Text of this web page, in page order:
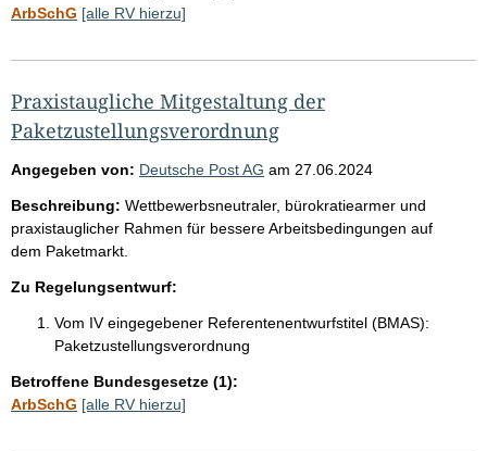
ArbSchG [alle RV hierzu]
Praxistaugliche Mitgestaltung der
Paketzustellungsverordnung
Angegeben von: Deutsche Post AG am 27.06.2024
Beschreibung: Wettbewerbsneutraler, bürokratiearmer und
praxistauglicher Rahmen für bessere Arbeitsbedingungen auf
dem Paketmarkt.
Zu Regelungsentwurf:
Vom IV eingegebener Referentenentwurfstitel (BMAS):
Paketzustellungsverordnung
Betroffene Bundesgesetze (1):
ArbSchG [alle RV hierzu]